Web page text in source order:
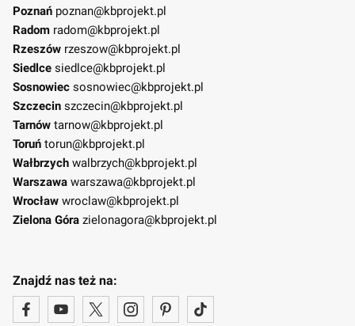
Poznań poznan@kbprojekt.pl
Radom radom@kbprojekt.pl
Rzeszów rzeszow@kbprojekt.pl
Siedlce siedlce@kbprojekt.pl
Sosnowiec sosnowiec@kbprojekt.pl
Szczecin szczecin@kbprojekt.pl
Tarnów tarnow@kbprojekt.pl
Toruń torun@kbprojekt.pl
Wałbrzych walbrzych@kbprojekt.pl
Warszawa warszawa@kbprojekt.pl
Wrocław wroclaw@kbprojekt.pl
Zielona Góra zielonagora@kbprojekt.pl
Znajdź nas też na: